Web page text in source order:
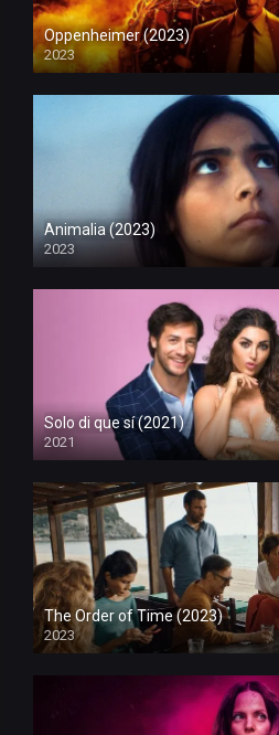
Oppenheimer (2023)
2023
Animalia (2023)
2023
Solo di que sí (2021)
2021
The Order of Time (2023)
2023